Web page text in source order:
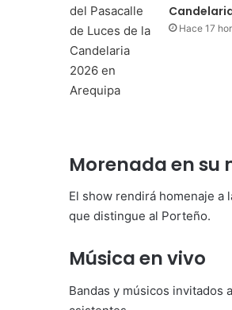
Hace 17
Morenada en su
El show rendirá homenaje a
que distingue al Porteño.
Música en vivo
Bandas y músicos invitados